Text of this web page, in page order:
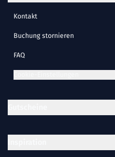
Kontakt
Buchung stornieren
FAQ